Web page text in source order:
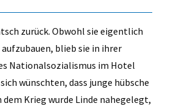
zurück. Obwohl sie eigentlich
blieb sie in ihrer
Nationalsozialismus im Hotel
wünschten, dass junge hübsche
Krieg wurde Linde nahegelegt,